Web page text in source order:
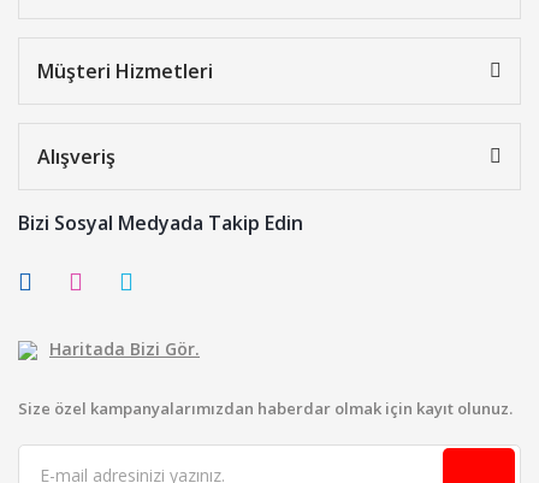
Müşteri Hizmetleri
Alışveriş
Bizi Sosyal Medyada Takip Edin
Haritada Bizi Gör.
Size özel kampanyalarımızdan haberdar olmak için kayıt olunuz.